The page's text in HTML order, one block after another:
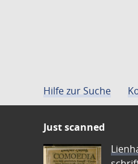
Hilfe zur Suche
Just scanned